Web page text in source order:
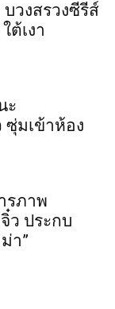
บวงสรวงซีรีส์
ต้เงา
ะ
ซุ่มเข้าห้อง
รภาพ
ว ประกบ
า”